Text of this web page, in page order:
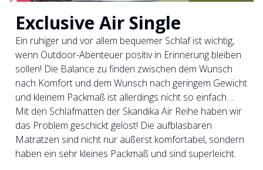
Exclusive Air Single
Ein ruhiger und vor allem bequemer Schlaf ist wichtig,
wenn Outdoor-Abenteuer positiv in Erinnerung bleiben
sollen! Die Balance zu finden zwischen dem Wunsch
nach Komfort und dem Wunsch nach geringem Gewicht
und kleinem Packmaß ist allerdings nicht so einfach….
Mit den Schlafmatten der Skandika Air Reihe haben wir
das Problem geschickt gelöst! Die aufblasbaren
Matratzen sind nicht nur äußerst komfortabel, sondern
haben ein sehr kleines Packmaß und sind superleicht.